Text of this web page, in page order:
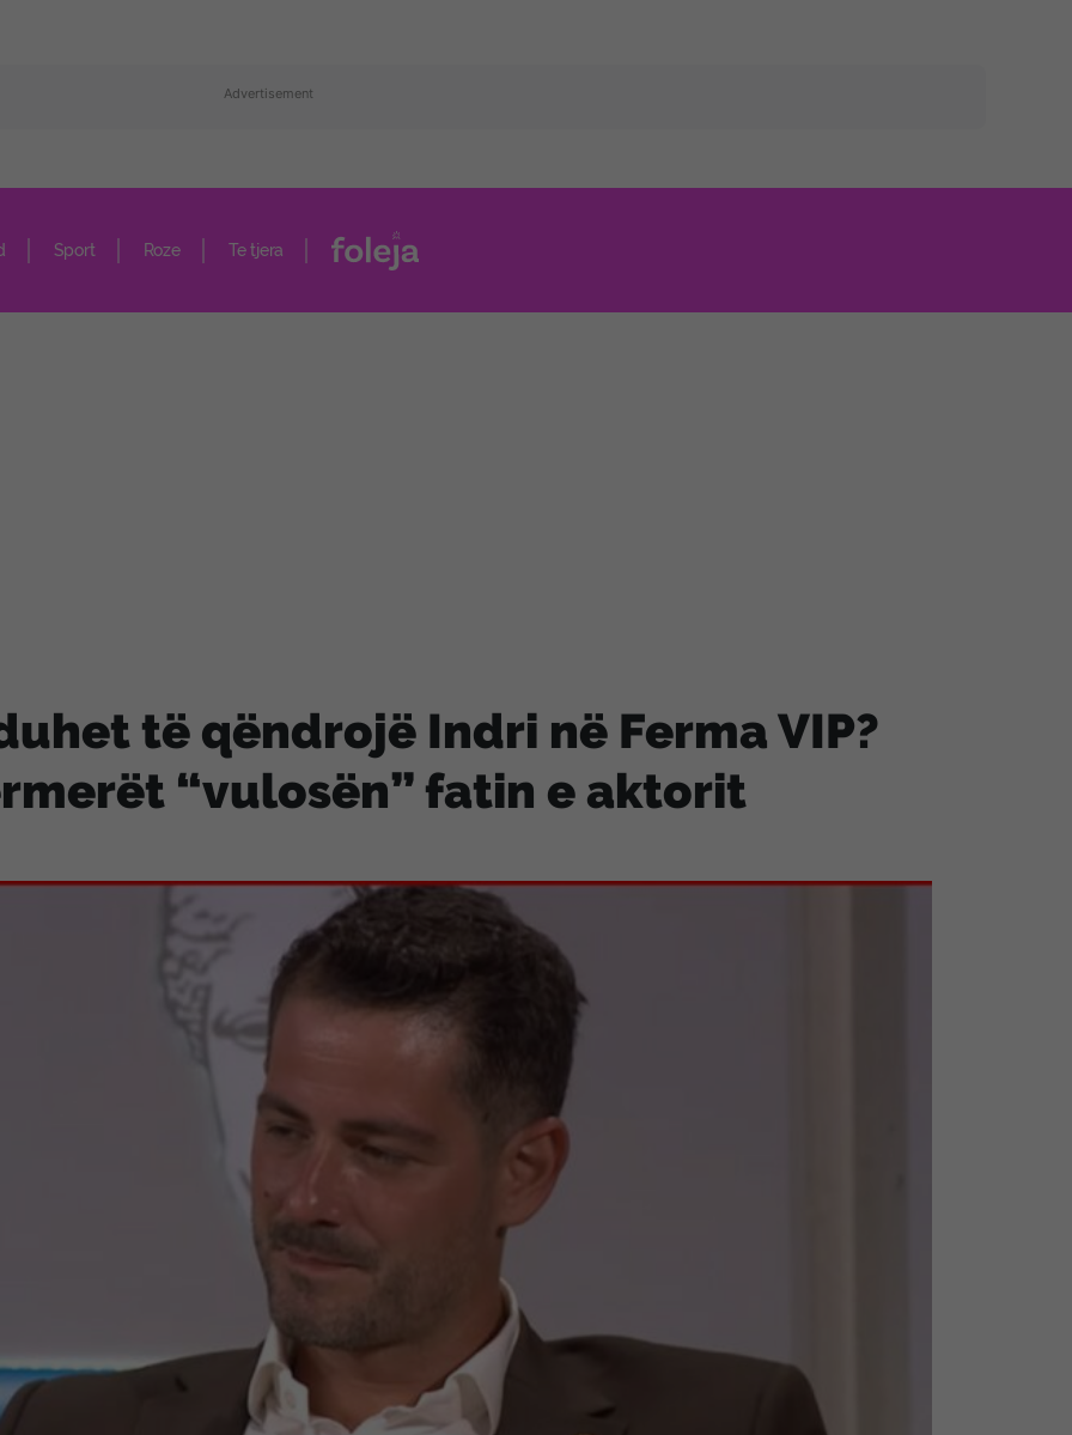
Advertisement
Sport Roze Te tjera
të qëndrojë Indri në Ferma VIP?
“vulosën” fatin e aktorit